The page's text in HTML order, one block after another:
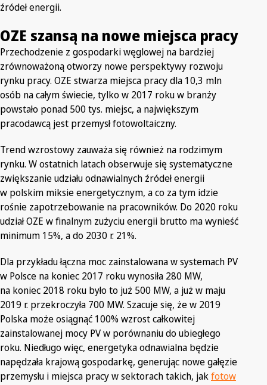
źródeł energii.
OZE szansą na nowe miejsca pracy
Przechodzenie z gospodarki węglowej na bardziej
zrównoważoną otworzy nowe perspektywy rozwoju
rynku pracy. OZE stwarza miejsca pracy dla 10,3 mln
osób na całym świecie, tylko w 2017 roku w branży
powstało ponad 500 tys. miejsc, a największym
pracodawcą jest przemysł fotowoltaiczny.
Trend wzrostowy zauważa się również na rodzimym
rynku. W ostatnich latach obserwuje się systematyczne
zwiększanie udziału odnawialnych źródeł energii
w polskim miksie energetycznym, a co za tym idzie
rośnie zapotrzebowanie na pracowników. Do 2020 roku
udział OZE w finalnym zużyciu energii brutto ma wynieść
minimum 15%, a do 2030 r. 21%.
Dla przykładu łączna moc zainstalowana w systemach PV
w Polsce na koniec 2017 roku wynosiła 280 MW,
na koniec 2018 roku było to już 500 MW, a już w maju
2019 r. przekroczyła 700 MW. Szacuje się, że w 2019
Polska może osiągnąć 100% wzrost całkowitej
zainstalowanej mocy PV w porównaniu do ubiegłego
roku. Niedługo więc, energetyka odnawialna będzie
napędzała krajową gospodarkę, generując nowe gałęzie
przemysłu i miejsca pracy w sektorach takich, jakfotow